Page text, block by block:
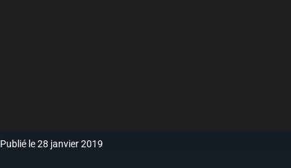
Publié le 28 janvier 2019